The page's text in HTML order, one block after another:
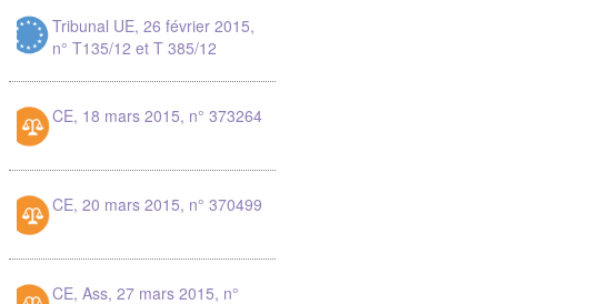
Tribunal UE, 26 février 2015,
n° T135/12 et T 385/12
CE, 18 mars 2015, n° 373264
CE, 20 mars 2015, n° 370499
CE, Ass, 27 mars 2015, n°